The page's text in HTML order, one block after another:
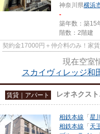
神奈川県横浜
-
築年数：築15
階数：2階建
契約金17000円＋仲介料のみ！家
現在空室
スカイヴィレッジ和
賃貸｜アパート レオネクス
相鉄本線 「 星川
相鉄本線 「 天